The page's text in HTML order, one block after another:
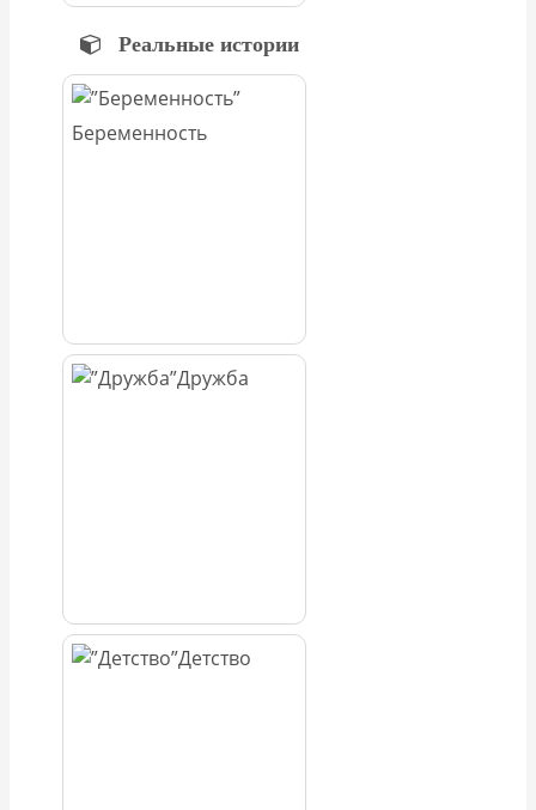
Реальные истории
Беременность
Дружба
Детство